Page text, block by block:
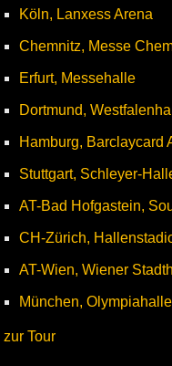
Köln, Lanxess Arena
Chemnitz, Messe
Erfurt, Messehalle
Dortmund,
Hamburg, Barclaycard
Stuttgart, Schleyer-
AT-Bad Hofgastein,
CH-Zürich,
AT-Wien, Wiener
München, Olympiahalle
zur Tour